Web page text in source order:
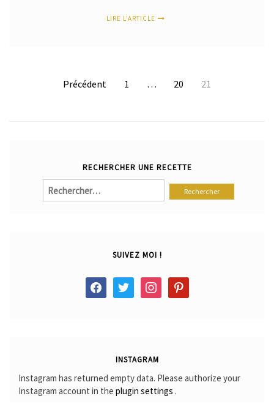
LIRE L'ARTICLE
PaginationPrécédent 1 … 20 21
RECHERCHER UNE RECETTE
Rechercher :
SUIVEZ MOI !
facebook twitter instagram pinterest
INSTAGRAM
Instagram has returned empty data. Please authorize your
Instagram account in the plugin settings .